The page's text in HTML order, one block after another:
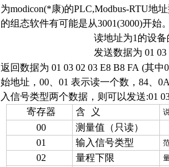
为modicon(*康)的PLC,Modbus-RTU地
的组态软件有可能是从3001(3000)开始。
读地址为1的设
发送数据为 01 03
返回数据为 01 03 02 03 E8 B8 FA (其中
始地址，00、01 表示读一个数，84、
入信号类型两个数据，则可以发送:01 03
寄存器
含 义
00
测量值（只读）
01
输入信号类型
02 量程下限